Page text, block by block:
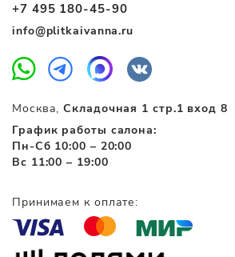
+7 495 180-45-90
info@plitkaivanna.ru
Москва,Складочная 1 стр.1 вход 8
График работы салона:
Пн-Сб 10:00 – 20:00
Вс 11:00 – 19:00
Принимаем к оплате: